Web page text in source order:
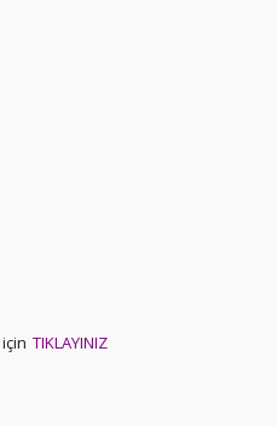
TIKLAYINIZ